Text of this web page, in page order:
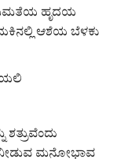
ಮಮತೆಯ ಹೃದಯ
ಆಶೆಯ ಬೆಳಕು
ಮನೋಭಾವ